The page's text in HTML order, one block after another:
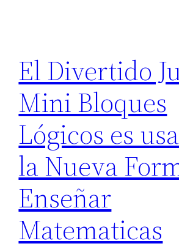
El Divertido
Mini Bloques
Lógicos es
la Nueva
Enseñar
Matematicas